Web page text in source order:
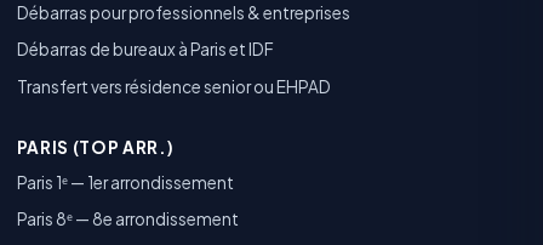
Débarras pour professionnels & entreprises
Débarras de bureaux à Paris et IDF
Transfert vers résidence senior ou EHPAD
PARIS (TOP ARR.)
Paris 1ᵉ — 1er arrondissement
Paris 8ᵉ — 8e arrondissement